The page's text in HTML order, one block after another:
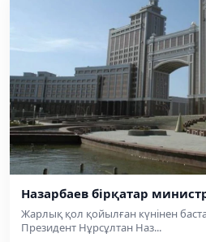
Назарбаев бірқатар
Жарлық қол қойылған күнінен
Президент Нұрсұлтан Наз...